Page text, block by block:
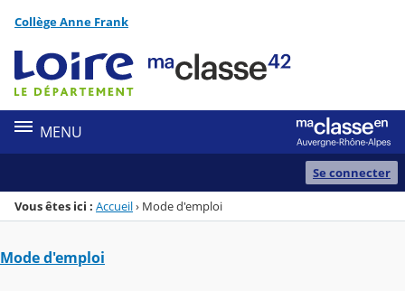
Menu de la rubrique
Contenu
Collège Anne Frank
MENU
Se connecter
Vous êtes ici : Accueil› Mode d'emploi
Mode d'emploi